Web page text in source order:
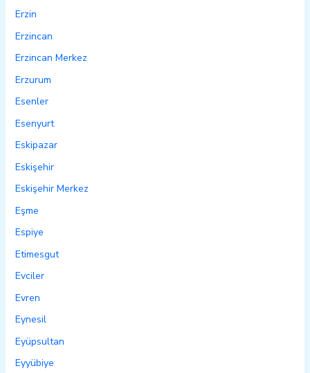
Erzin
Erzincan
Erzincan Merkez
Erzurum
Esenler
Esenyurt
Eskipazar
Eskişehir
Eskişehir Merkez
Eşme
Espiye
Etimesgut
Evciler
Evren
Eynesil
Eyüpsultan
Eyyübiye